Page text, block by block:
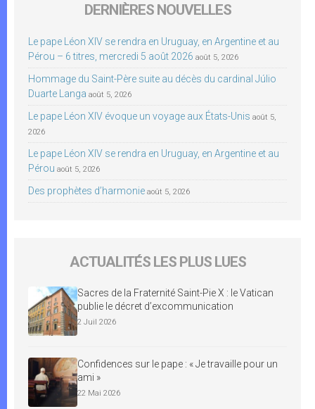
DERNIÈRES NOUVELLES
Le pape Léon XIV se rendra en Uruguay, en Argentine et au
Pérou – 6 titres, mercredi 5 août 2026 août 5, 2026
Hommage du Saint-Père suite au décès du cardinal Júlio
Duarte Langa août 5, 2026
Le pape Léon XIV évoque un voyage aux États-Unis août 5,
2026
Le pape Léon XIV se rendra en Uruguay, en Argentine et au
Pérou août 5, 2026
Des prophètes d’harmonie août 5, 2026
ACTUALITÉS LES PLUS LUES
Sacres de la Fraternité Saint-Pie X : le Vatican
publie le décret d’excommunication
2 Juil 2026
Confidences sur le pape : « Je travaille pour un
ami »
22 Mai 2026